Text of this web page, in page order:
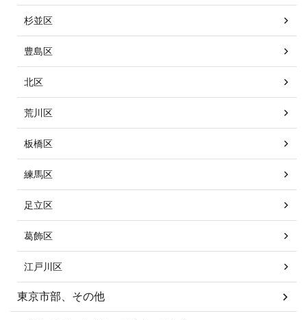
杉並区
豊島区
北区
荒川区
板橋区
練馬区
足立区
葛飾区
江戸川区
東京市部、その他